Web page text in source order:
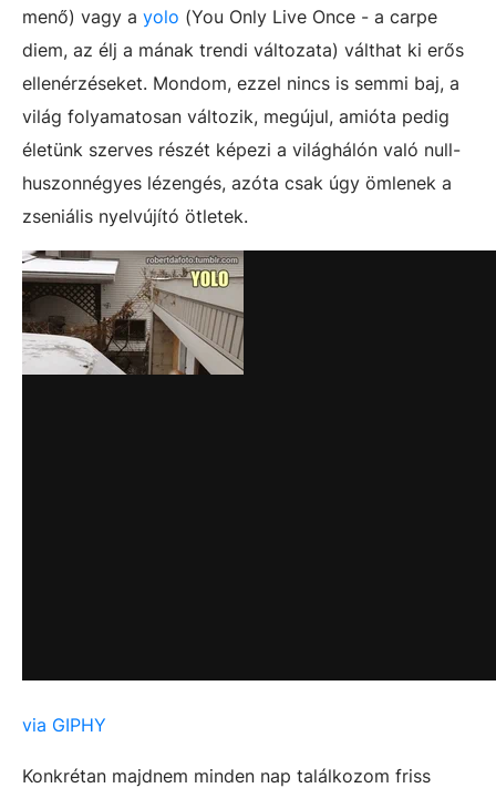
menő) vagy a yolo (You Only Live Once - a carpe
diem, az élj a mának trendi változata) válthat ki erős
ellenérzéseket. Mondom, ezzel nincs is semmi baj, a
világ folyamatosan változik, megújul, amióta pedig
életünk szerves részét képezi a világhálón való null-
huszonnégyes lézengés, azóta csak úgy ömlenek a
zseniális nyelvújító ötletek.
via GIPHY
Konkrétan majdnem minden nap találkozom friss